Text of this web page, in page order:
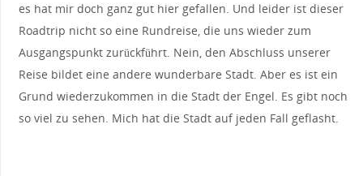
es hat mir doch ganz gut hier gefallen. Und leider ist dieser
Roadtrip nicht so eine Rundreise, die uns wieder zum
Ausgangspunkt zurückführt. Nein, den Abschluss unserer
Reise bildet eine andere wunderbare Stadt. Aber es ist ein
Grund wiederzukommen in die Stadt der Engel. Es gibt noch
so viel zu sehen. Mich hat die Stadt auf jeden Fall geflasht.